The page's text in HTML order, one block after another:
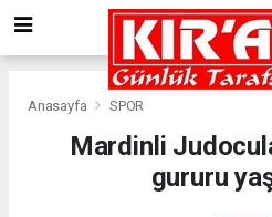
Anasayfa SPOR
Mardinli
gururu